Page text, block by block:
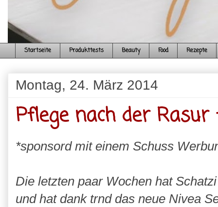
Startseite Produkttests Beauty Food Rezepte
Montag, 24. März 2014
Pflege nach der
*sponsord mit einem Schuss
Die letzten paar Wochen hat
und hat dank trnd das neue Nivea